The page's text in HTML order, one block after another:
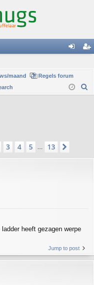
in
er
maand
Regels forum
13
3 4 5 13
heeft gezagen werpe
Jump to post